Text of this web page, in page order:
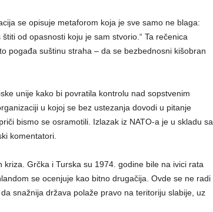
se opisuje metaforom koja je sve samo ne blaga:
od opasnosti koju je sam stvorio.“ Ta rečenica
pogađa suštinu straha – da se bezbednosni kišobran
unije kako bi povratila kontrolu nad sopstvenim
u kojoj se bez ustezanja dovodi u pitanje
bismo se osramotili. Izlazak iz NATO-a je u skladu sa
komentatori.
Grčka i Turska su 1974. godine bile na ivici rata
se ocenjuje kao bitno drugačija. Ovde se ne radi
snažnija država polaže pravo na teritoriju slabije, uz